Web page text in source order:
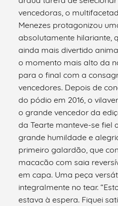
vencedoras, o
Menezes protagonizou
absolutamente hilariante,
ainda mais divertido
o momento mais alto da
para o final com a
vencedores. Depois de
do pódio em 2016, o
o grande vencedor da
da Tearte manteve-se fiel
grande humildade e
primeiro galardão, que
macacão com saia
em capa. Uma peça
integralmente no tear.
estava à espera. Fiquei